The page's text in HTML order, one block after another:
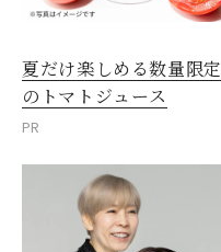
夏だけ楽しめる数量限定
のトマトジュース
PR